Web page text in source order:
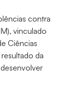
contra
vinculado
Ciências
da